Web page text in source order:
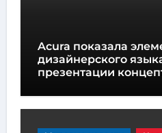
Acura показала
дизайнерского
презентации